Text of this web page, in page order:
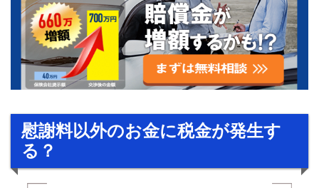
慰謝料以外のお金に税金が発生す
る？